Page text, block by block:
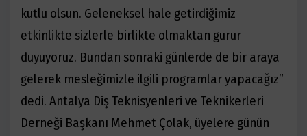
kutlu olsun. Geleneksel hale getirdiğimiz
etkinlikte sizlerle birlikte olmaktan gurur
duyuyoruz. Bundan sonraki günlerde de bir araya
gelerek mesleğimizle ilgili programlar yapacağız”
dedi. Antalya Diş Teknisyenleri ve Teknikerleri
Derneği Başkanı Mehmet Çolak, üyelere günün